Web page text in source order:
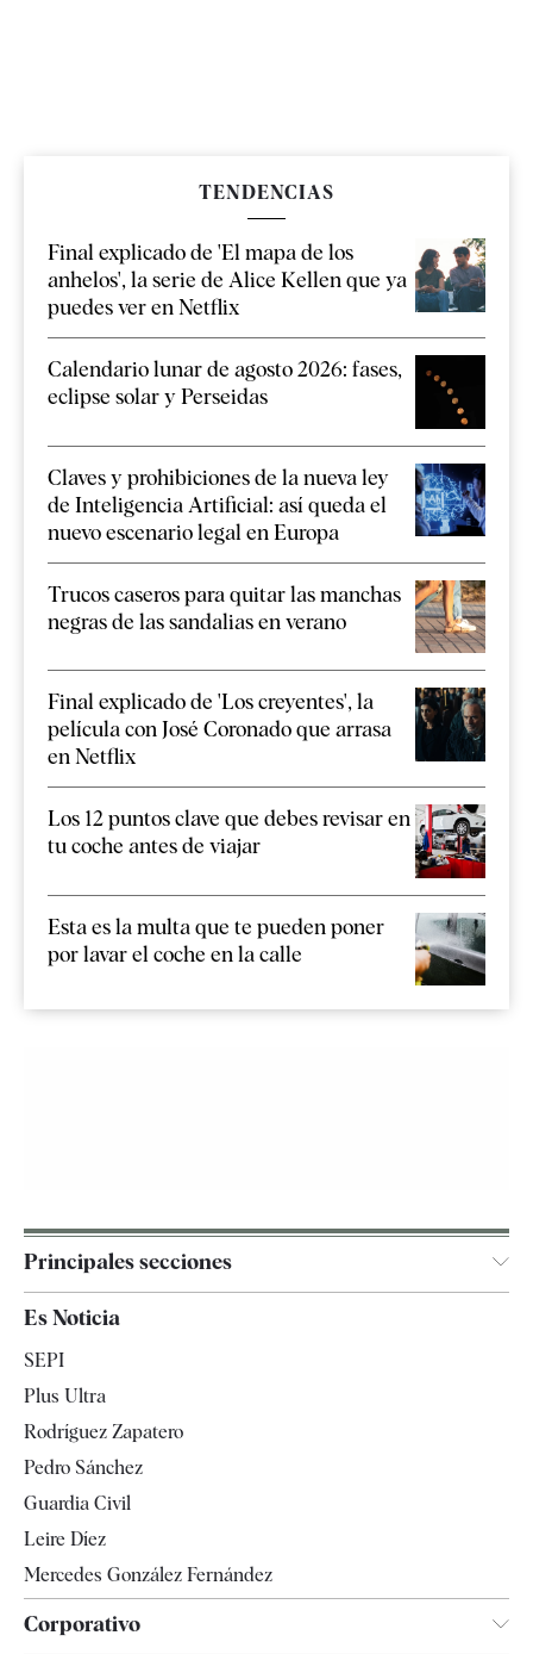
TENDENCIAS
Final explicado de 'El mapa de los
anhelos', la serie de Alice Kellen que ya
puedes ver en Netflix
Calendario lunar de agosto 2026: fases,
eclipse solar y Perseidas
Claves y prohibiciones de la nueva ley
de Inteligencia Artificial: así queda el
nuevo escenario legal en Europa
Trucos caseros para quitar las manchas
negras de las sandalias en verano
Final explicado de 'Los creyentes', la
película con José Coronado que arrasa
en Netflix
Los 12 puntos clave que debes revisar en
tu coche antes de viajar
Esta es la multa que te pueden poner
por lavar el coche en la calle
Principales secciones
España
Televisión
Es Noticia
SEPI
Plus Ultra
Rodríguez Zapatero
Pedro Sánchez
Guardia Civil
Leire Díez
Mercedes González Fernández
Corporativo